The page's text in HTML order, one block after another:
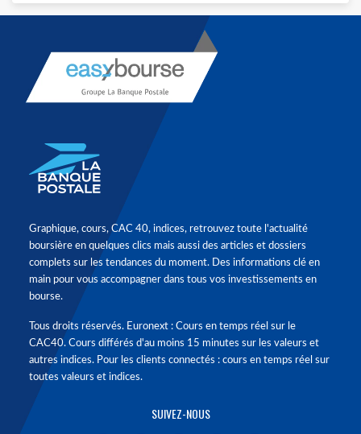
Graphique, cours, CAC 40, indices, retrouvez toute l'actualité
boursière en quelques clics mais aussi des articles et dossiers
complets sur les tendances du moment. Des informations clé en
main pour vous accompagner dans tous vos investissements en
bourse.
Tous droits réservés. Euronext : Cours en temps réel sur le
CAC40. Cours différés d'au moins 15 minutes sur les valeurs et
autres indices. Pour les clients connectés : cours en temps réel sur
toutes valeurs et indices.
SUIVEZ-NOUS